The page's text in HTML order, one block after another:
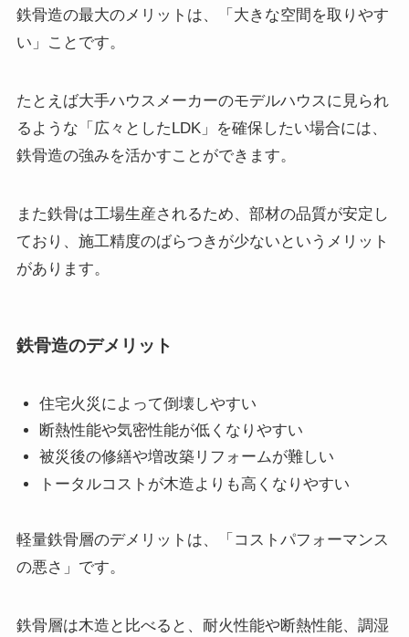
鉄骨造の最大のメリットは、「大きな空間を取りやす
い」ことです。
たとえば大手ハウスメーカーのモデルハウスに見られ
るような「広々としたLDK」を確保したい場合には、
鉄骨造の強みを活かすことができます。
また鉄骨は工場生産されるため、部材の品質が安定し
ており、施工精度のばらつきが少ないというメリット
があります。
鉄骨造のデメリット
住宅火災によって倒壊しやすい
断熱性能や気密性能が低くなりやすい
被災後の修繕や増改築リフォームが難しい
トータルコストが木造よりも高くなりやすい
軽量鉄骨層のデメリットは、「コストパフォーマンス
の悪さ」です。
鉄骨層は木造と比べると、耐火性能や断熱性能、調湿